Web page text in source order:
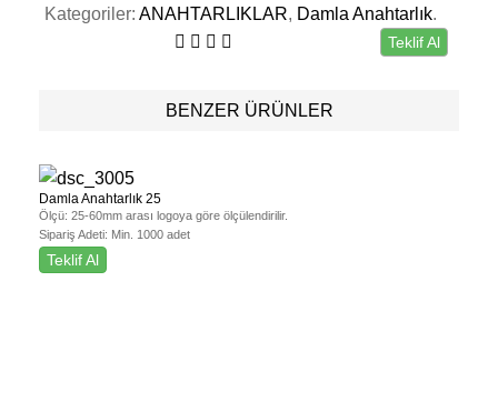
Kategoriler: ANAHTARLIKLAR, Damla Anahtarlık.
Teklif Al
BENZER ÜRÜNLER
Damla Anahtarlık 25
Ölçü: 25-60mm arası logoya göre ölçülendirilir.
Sipariş Adeti: Min. 1000 adet
Teklif Al